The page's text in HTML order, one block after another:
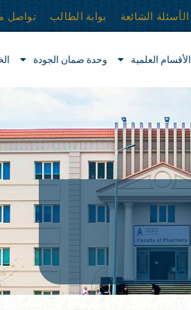
الأسئلة الشائعة بوابة الطالب تواصل
الأقسام العلمية وحدة ضمان الجودة